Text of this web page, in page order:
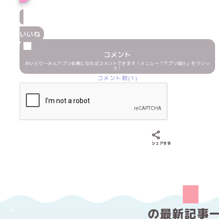
いいね
コメント
めいどりーみんアプリ会員になればコメントできます！メニュー「アプリ紹介」をクリッ
ク！
コメント数(1)
シェアする
の最新記事